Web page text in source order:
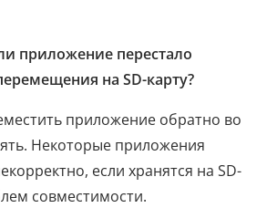
приложение перестало
на SD-карту?
приложение обратно во
Некоторые приложения
если хранятся на SD-
совместимости.